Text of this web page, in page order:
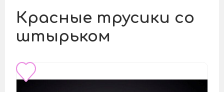
Красные трусики со
штырьком